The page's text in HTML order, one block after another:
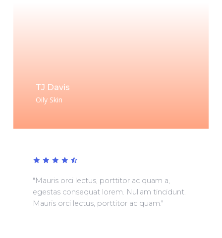
TJ Davis
Oily Skin
"Mauris orci lectus, porttitor ac quam a,
egestas consequat lorem. Nullam tincidunt.
Mauris orci lectus, porttitor ac quam."